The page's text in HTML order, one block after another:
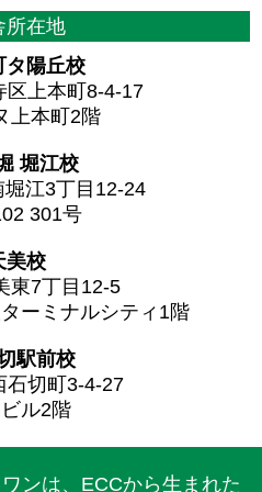
所在地
タ陽丘校
区上本町8-4-17
上本町2階
堀江校
江3丁目12-24
301号
美校
東7丁目12-5
ーミナルシティ1階
駅前校
石切町3-4-27
ル2階
ンは、ECCから生まれた